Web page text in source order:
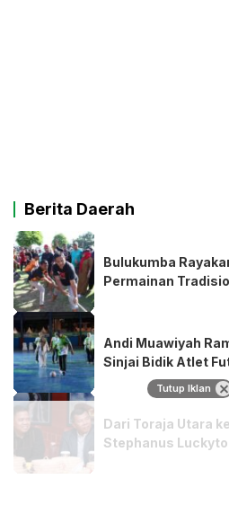
Berita Daerah
Bulukumba
Permainan
Andi Muawiyah
Sinjai Bidik Atlet
Dari Toraja Utara
Stephanus
Tutup Iklan